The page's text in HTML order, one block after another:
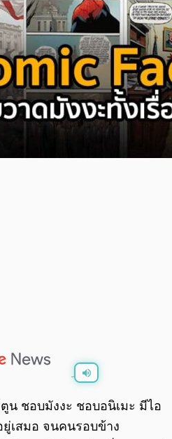
0:00/
น ชอบมังงะ ชอบอนิเมะ มีไอ
เสมอ จนคนรอบข้าง